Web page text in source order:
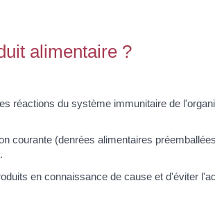
alimentaire ?
réactions du système immunitaire de
courante (denrées alimentaires
en connaissance de cause et d'éviter